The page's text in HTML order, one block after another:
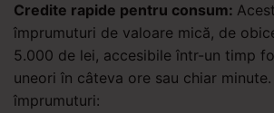
Credite rapide pentru consum:
împrumuturi de valoare mică, de
5.000 de lei, accesibile într-un timp
uneori în câteva ore sau chiar
împrumuturi: